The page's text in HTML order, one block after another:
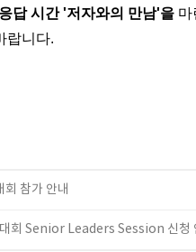
답 시간 '저자와의 만남'을 마
랍니다.
참가 안내
회 Senior Leaders Session 신청